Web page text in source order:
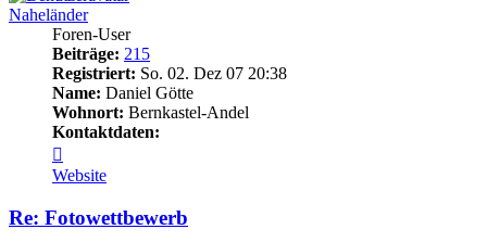
Naheländer
Foren-User
Beiträge: 215
Registriert: So. 02. Dez 07 20:38
Name: Daniel Götte
Wohnort: Bernkastel-Andel
Kontaktdaten:
von
Naheländer
Website
Re: Fotowettbewerb